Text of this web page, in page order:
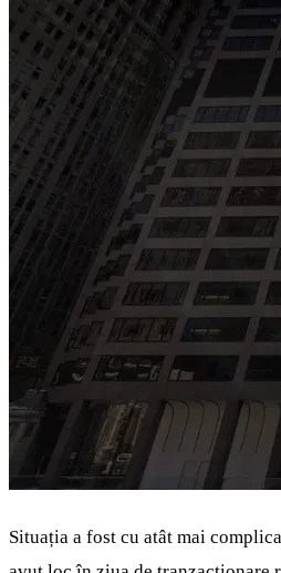
Situația a fost cu atât mai